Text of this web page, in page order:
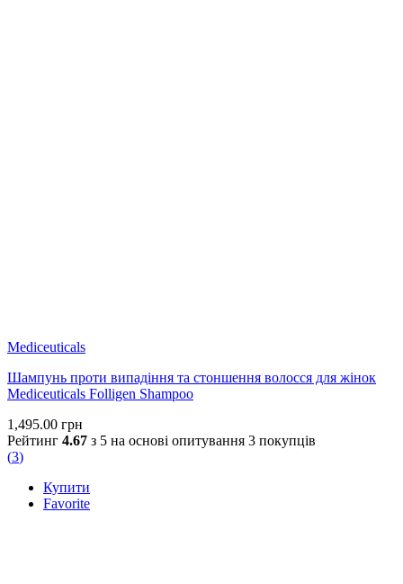
Mediceuticals
Шампунь проти випадіння та стоншення волосся для жінок
Mediceuticals Folligen Shampoo
1,495.00 грн
Рейтинг 4.67 з 5 на основі опитування 3 покупців
(3)
Купити
Favorite